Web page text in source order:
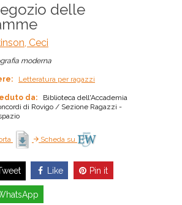
delle
Ceci
moderna
Letteratura per ragazzi
da:
Biblioteca dell'Accademia
di Rovigo / Sezione Ragazzi -
Scheda su
Like Pin it